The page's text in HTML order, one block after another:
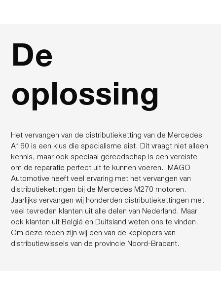
De
oplossing
Het vervangen van de distributieketting van de Mercedes
A160 is een klus die specialisme eist. Dit vraagt niet alleen
kennis, maar ook speciaal gereedschap is een vereiste
om de reparatie perfect uit te kunnen voeren. MAGO
Automotive heeft veel ervaring met het vervangen van
distributiekettingen bij de Mercedes M270 motoren.
Jaarlijks vervangen wij honderden distributiekettingen met
veel tevreden klanten uit alle delen van Nederland. Maar
ook klanten uit België en Duitsland weten ons te vinden.
Om deze reden zijn wij een van de koplopers van
distributiewissels van de provincie Noord-Brabant.